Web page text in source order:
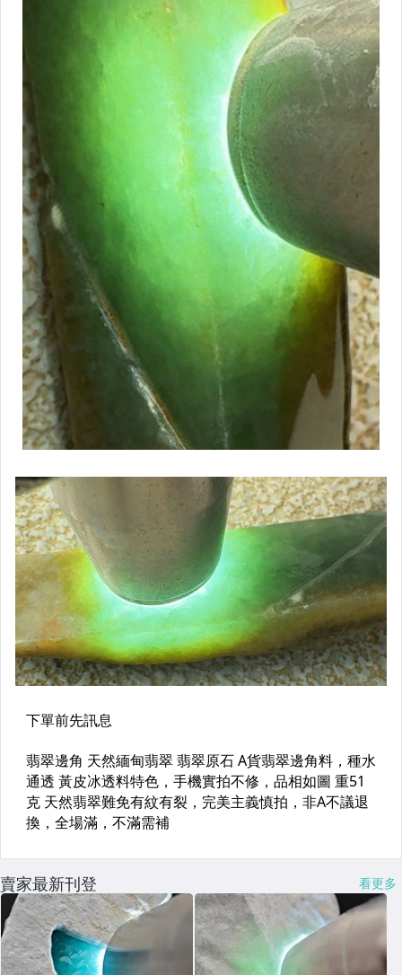
賣家最新刊登 看更多